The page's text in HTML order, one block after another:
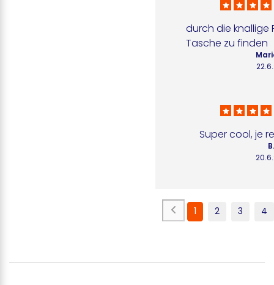
durch die knallige
Tasche zu finden
Super cool, je
1 2 3 4